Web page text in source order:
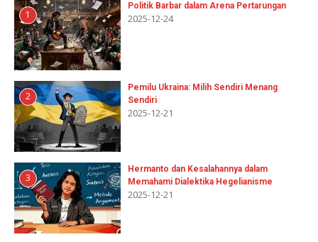
1
Politik Barbar dalam Arena Pertarungan
2025-12-24
2
Pemilu Ukraina: Milih Sendiri Menang
Sendiri
2025-12-21
3
Hermanto dan Kesalahannya dalam
Memahami Dialektika Hegelianisme
2025-12-21